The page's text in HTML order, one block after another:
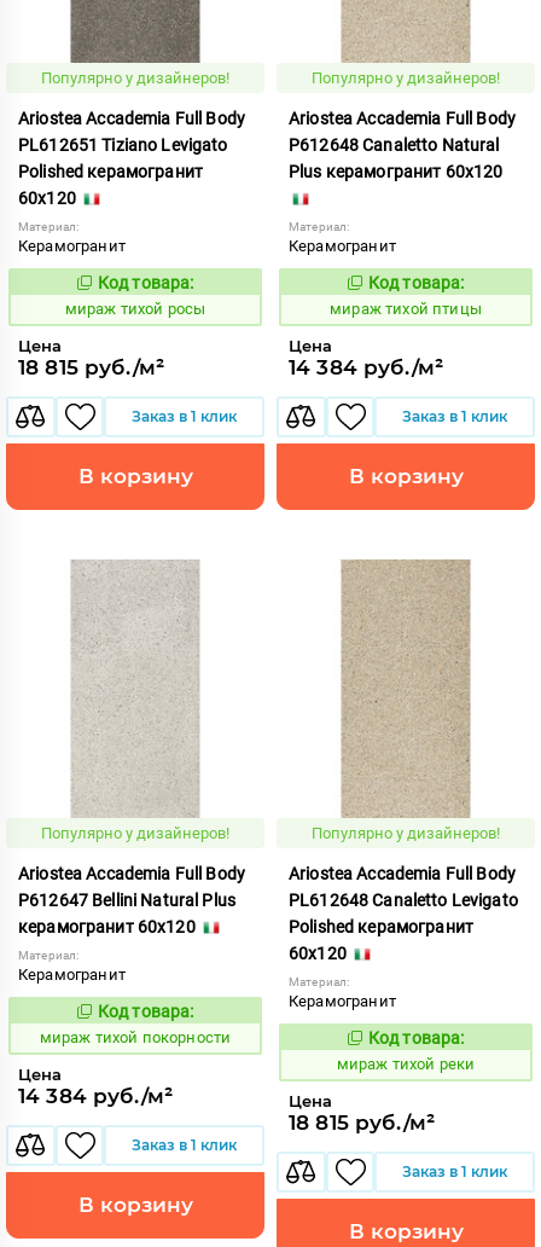
Популярно у дизайнеров!
Ariostea Accademia Full Body
PL612651 Tiziano Levigato
Polished керамогранит
60x120
Материал:
Керамогранит
997082
Код товара:
мираж тихой росы
Цена
18 815 руб./м²
Заказ в 1 клик
В корзину
Популярно у дизайнеров!
Ariostea Accademia Full Body
P612648 Canaletto Natural
Plus керамогранит 60x120
Материал:
Керамогранит
997073
Код товара:
мираж тихой птицы
Цена
14 384 руб./м²
Заказ в 1 клик
В корзину
Популярно у дизайнеров!
Ariostea Accademia Full Body
P612647 Bellini Natural Plus
керамогранит 60x120
Материал:
Керамогранит
997072
Код товара:
мираж тихой покорности
Цена
14 384 руб./м²
Заказ в 1 клик
В корзину
Популярно у дизайнеров!
Ariostea Accademia Full Body
PL612648 Canaletto Levigato
Polished керамогранит
60x120
Материал:
Керамогранит
997079
Код товара:
мираж тихой реки
Цена
18 815 руб./м²
Заказ в 1 клик
В корзину